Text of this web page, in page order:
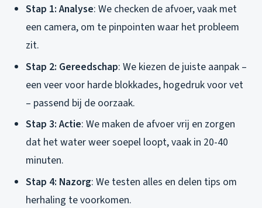
Stap 1: Analyse: We checken de afvoer, vaak met
een camera, om te pinpointen waar het probleem
zit.
Stap 2: Gereedschap: We kiezen de juiste aanpak –
een veer voor harde blokkades, hogedruk voor vet
– passend bij de oorzaak.
Stap 3: Actie: We maken de afvoer vrij en zorgen
dat het water weer soepel loopt, vaak in 20-40
minuten.
Stap 4: Nazorg: We testen alles en delen tips om
herhaling te voorkomen.